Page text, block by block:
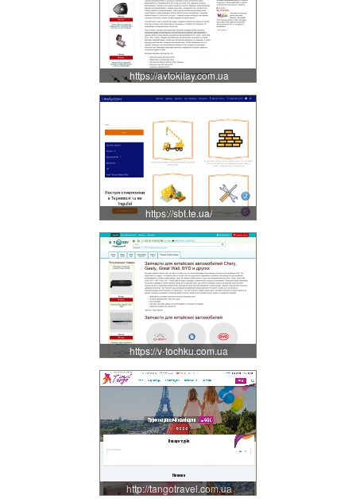
https://avtokitay.com.ua
https://sbt.te.ua/
https://v-tochku.com.ua
http://tangotravel.com.ua